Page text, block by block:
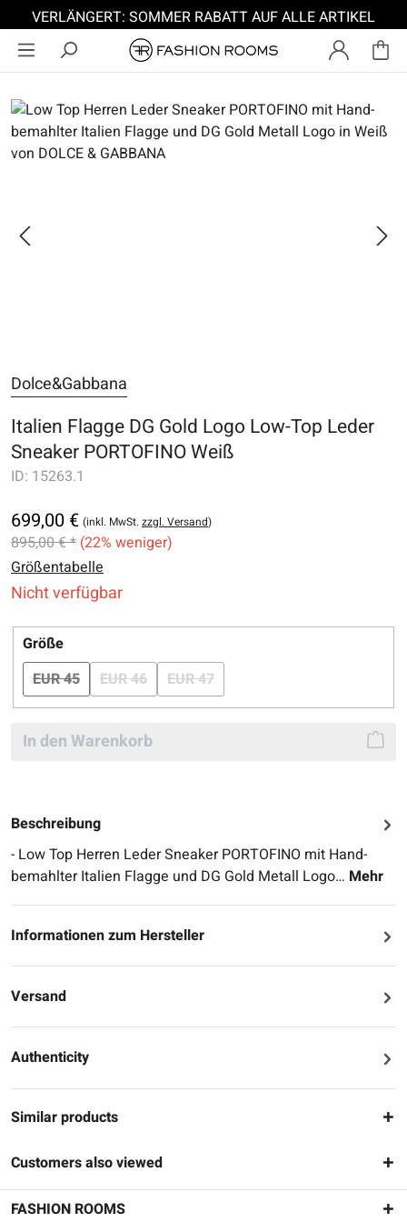
Zum Hauptinhalt springen
VERLÄNGERT: SOMMER RABATT AUF ALLE ARTIKEL
Bildergalerie überspringen
Dolce&Gabbana
Italien Flagge DG Gold Logo Low-Top Leder
Sneaker PORTOFINO Weiß
ID: 15263.1
699,00 € (inkl. MwSt.zzgl. Versand)
895,00 € * (22% weniger)
Größentabelle
Nicht verfügbar
Größeauswählen
EUR 45(Diese Option ist zurzeit nicht verfügbar.)
EUR 46(Diese Option ist zurzeit nicht verfügbar.)
EUR 47(Diese Option ist zurzeit nicht
In den Warenkorb
Beschreibung
- Low Top Herren Leder Sneaker PORTOFINO mit Hand-
bemahlter Italien Flagge und DG Gold Metall Logo… Mehr
Informationen zum Hersteller
Versand
Authenticity
Similar products
Customers also viewed
FASHION ROOMS